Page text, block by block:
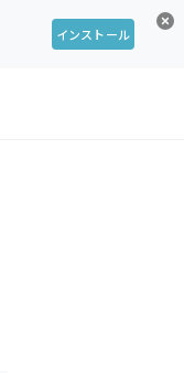
インストール